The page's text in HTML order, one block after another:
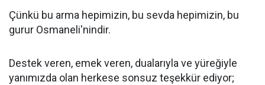
Çünkü bu arma hepimizin, bu sevda hepimizin, bu
gurur Osmaneli'nindir.
Destek veren, emek veren, dualarıyla ve yüreğiyle
yanımızda olan herkese sonsuz teşekkür ediyor;